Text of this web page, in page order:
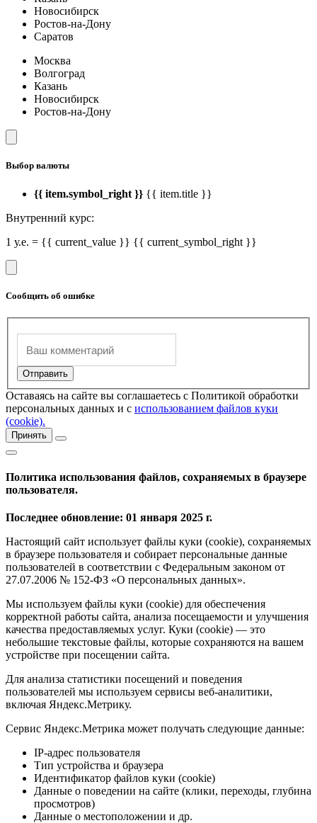
Новосибирск
Ростов-на-Дону
Саратов
Москва
Волгоград
Казань
Новосибирск
Ростов-на-Дону
Выбор валюты
{{ item.symbol_right }} {{ item.title }}
Внутренний курс:
1 у.е. = {{ current_value }} {{ current_symbol_right }}
Сообщить об ошибке
Оставаясь на сайте вы соглашаетесь с Политикой обработки
персональных данных и с использованием файлов куки
(cookie).
Принять
Политика использования файлов, сохраняемых в браузере
пользователя.
Последнее обновление: 01 января 2025 г.
Настоящий сайт использует файлы куки (cookie), сохраняемых
в браузере пользователя и собирает персональные данные
пользователей в соответствии с Федеральным законом от
27.07.2006 № 152-ФЗ «О персональных данных».
Мы используем файлы куки (cookie) для обеспечения
корректной работы сайта, анализа посещаемости и улучшения
качества предоставляемых услуг. Куки (cookie) — это
небольшие текстовые файлы, которые сохраняются на вашем
устройстве при посещении сайта.
Для анализа статистики посещений и поведения
пользователей мы используем сервисы веб-аналитики,
включая Яндекс.Метрику.
Сервис Яндекс.Метрика может получать следующие данные:
IP-адрес пользователя
Тип устройства и браузера
Идентификатор файлов куки (cookie)
Данные о поведении на сайте (клики, переходы, глубина
просмотров)
Данные о местоположении и др.